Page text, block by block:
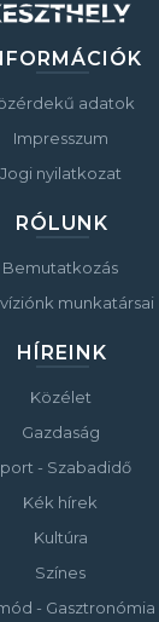
adatok
Impresszum
Jogi nyilatkozat
RÓLUNK
Bemutatkozás
munkatársai
HÍREINK
Közélet
Gazdaság
- Szabadidő
Kék hírek
Kultúra
Színes
- Gasztronómia